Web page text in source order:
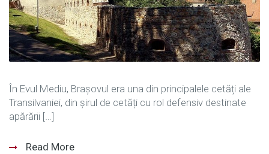
În Evul Mediu, Brașovul era una din principalele cetăți ale
Transilvaniei, din șirul de cetăți cu rol defensiv destinate
apărării […]
Read More